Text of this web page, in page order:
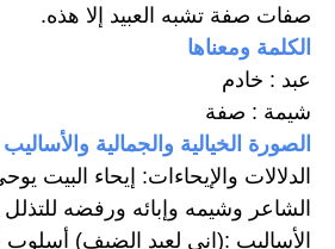
صفات صفة تشبه العبيد إلا هذه.
الكلمة ومعناها
عبد : خادم
شيمة : صفة
الصورة الخيالية والجمالية والأساليب
الشاعر وشيمه وإبائه ورفضه